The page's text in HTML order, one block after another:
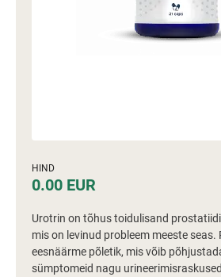
HIND
0.00 EUR
Urotrin on tõhus toidulisand
mis on levinud probleem meeste
eesnäärme põletik, mis võib
sümptomeid nagu